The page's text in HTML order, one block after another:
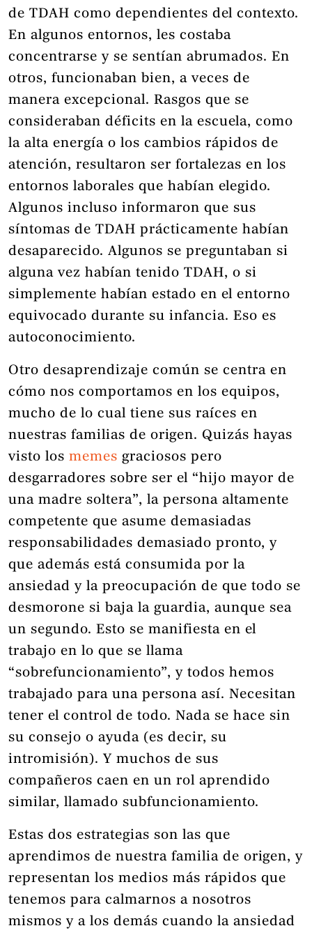
de TDAH como dependientes del contexto.
En algunos entornos, les costaba
concentrarse y se sentían abrumados. En
otros, funcionaban bien, a veces de
manera excepcional. Rasgos que se
consideraban déficits en la escuela, como
la alta energía o los cambios rápidos de
atención, resultaron ser fortalezas en los
entornos laborales que habían elegido.
Algunos incluso informaron que sus
síntomas de TDAH prácticamente habían
desaparecido. Algunos se preguntaban si
alguna vez habían tenido TDAH, o si
simplemente habían estado en el entorno
equivocado durante su infancia. Eso es
autoconocimiento.
Otro desaprendizaje común se centra en
cómo nos comportamos en los equipos,
mucho de lo cual tiene sus raíces en
nuestras familias de origen. Quizás hayas
visto los memes graciosos pero
desgarradores sobre ser el “hijo mayor de
una madre soltera”, la persona altamente
competente que asume demasiadas
responsabilidades demasiado pronto, y
que además está consumida por la
ansiedad y la preocupación de que todo se
desmorone si baja la guardia, aunque sea
un segundo. Esto se manifiesta en el
trabajo en lo que se llama
“sobrefuncionamiento”, y todos hemos
trabajado para una persona así. Necesitan
tener el control de todo. Nada se hace sin
su consejo o ayuda (es decir, su
intromisión). Y muchos de sus
compañeros caen en un rol aprendido
similar, llamado subfuncionamiento.
Estas dos estrategias son las que
aprendimos de nuestra familia de origen, y
representan los medios más rápidos que
tenemos para calmarnos a nosotros
mismos y a los demás cuando la ansiedad